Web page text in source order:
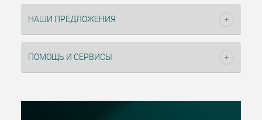
НАШИ ПРЕДЛОЖЕНИЯ
ПОМОЩЬ И СЕРВИСЫ